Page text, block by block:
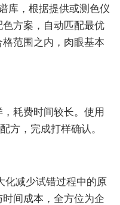
库，根据提供或测色仪
方案，自动匹配最优
范围之内，肉眼基本
耗费时间较长。使用
方，完成打样确认。
化减少试错过程中的原
间成本，全方位为企